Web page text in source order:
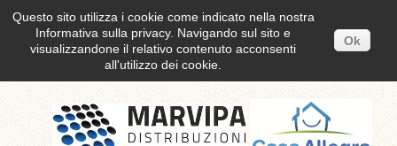
Questo sito utilizza i cookie come indicato nella nostra
Informativa sulla privacy. Navigando sul sito e
visualizzandone il relativo contenuto acconsenti
all'utilizzo dei cookie.
Ok